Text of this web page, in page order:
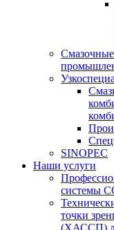
Смазочные
SINOPEC
Наши услуги
системы
точки
(ХАССП)